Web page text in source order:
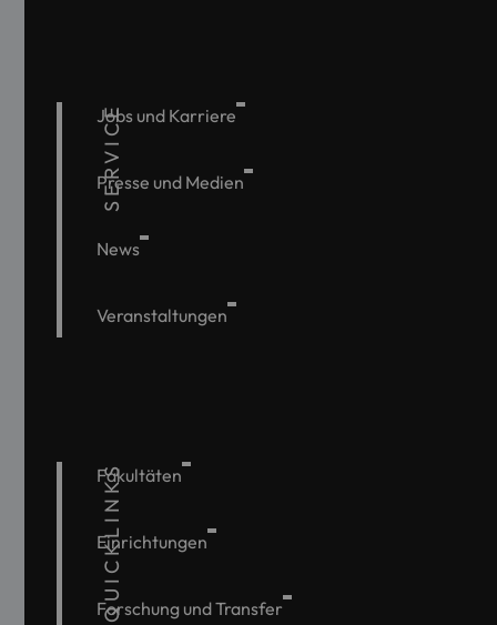
SERVICE
Jobs und Karriere
Presse und Medien
News
Veranstaltungen
QUICKLINKS
Fakultäten
Einrichtungen
Forschung und Transfer